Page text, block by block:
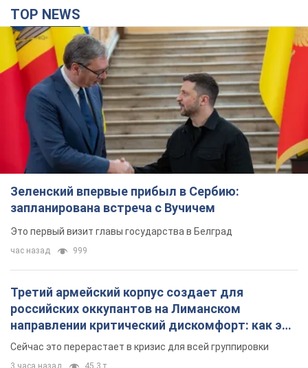
Зеленский впервые прибыл в Сербию:
запланирована встреча с Вучичем
Это первый визит главы государства в Белград
час назад 999
Третий армейский корпус создает для
российских оккупантов на Лиманском
направлении критический дискомфорт: как это
удалось
Сейчас это перерастает в кризис для всей группировки
3 часа назад 45,3 т.
В оккупированной Ялте прогремели мощные
взрывы: поднимается черный дым. Фото и
видео
Город, вероятно, подвергся атаке дронов
7 часов назад 7,8 т.